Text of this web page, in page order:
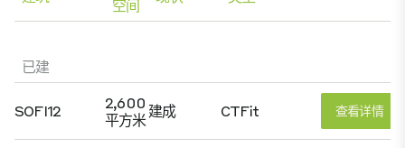
空间
已建
SOFI12
2,600
平方米建成 CTFit 查看详情